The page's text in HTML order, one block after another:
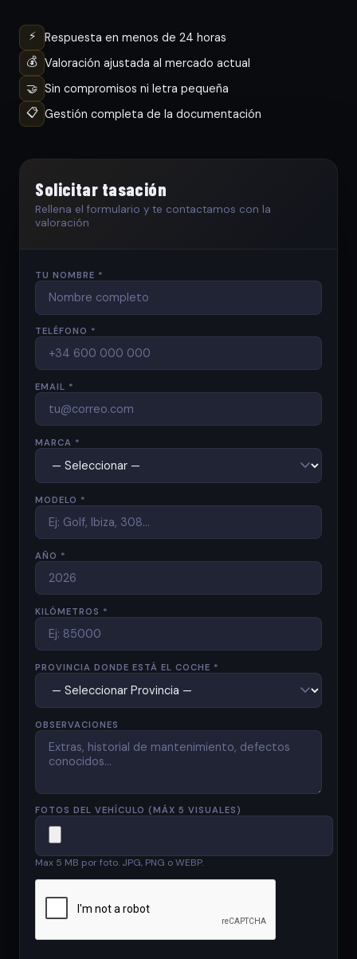
⚡
Respuesta en menos de 24 horas
💰 Valoración ajustada al mercado actual
🤝 Sin compromisos ni letra pequeña
📋 Gestión completa de la documentación
Solicitar tasación
Rellena el formulario y te contactamos con la
valoración
TU NOMBRE *
TELÉFONO *
EMAIL *
MARCA *
MODELO *
AÑO *
KILÓMETROS *
PROVINCIA DONDE ESTÁ EL COCHE *
OBSERVACIONES
FOTOS DEL VEHÍCULO (MÁX 5 VISUALES)
Max 5 MB por foto. JPG, PNG o WEBP.